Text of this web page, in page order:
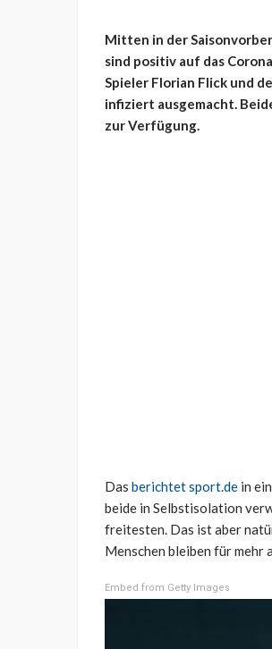
Mitten in der
sind positiv auf das
Spieler Florian Flick und
infiziert ausgemacht.
zur Verfügung.
Das berichtet sport.de in
beide in Selbstisolation
freitesten. Das ist aber
Menschen bleiben für mehr
Embed from Getty Images